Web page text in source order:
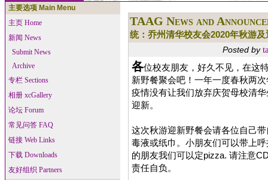
主要选项 Main Menu
主页 Home
新闻 News
Submit News
Archive
专栏 Sections
相册 xcGallery
论坛 Forum
常见问答 FAQ
链接 Web Links
下载 Downloads
友好组织 Partners
TAAG News and
统：乔州清华校友会2020年秋游
Posted by
各位校友朋友，好久不见，在这
新野餐聚会吧！一年一度春秋两
疫情没有让我们放弃庆贺母校清
迎新。
这次秋游迎新野餐会请各位自己
毒液或纸巾。小朋友们可以带上
的朋友我们可以定pizza. 请注意
责任自负。